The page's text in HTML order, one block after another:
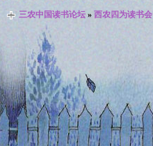
三农中国读书论坛» 西农四为读书会